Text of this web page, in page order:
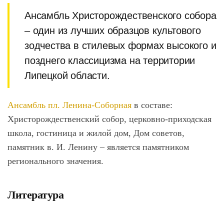
Ансамбль Христорождественского собора
– один из лучших образцов культового
зодчества в стилевых формах высокого и
позднего классицизма на территории
Липецкой области.
Ансамбль пл. Ленина-Соборная в составе:
Христорождественский собор, церковно-приходская
школа, гостиница и жилой дом, Дом советов,
памятник в. И. Ленину – является памятником
регионального значения.
Литература